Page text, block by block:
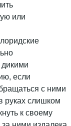
или
если
с ними
руках слишком
к своему